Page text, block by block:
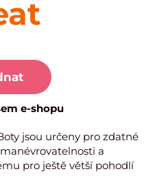
e-shopu
jsou určeny pro zdatné
a
pro ještě větší pohodlí